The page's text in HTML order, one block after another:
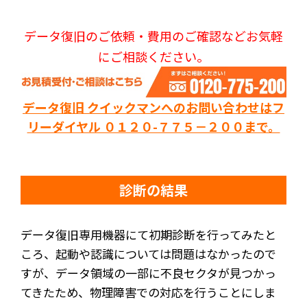
データ復旧のご依頼・費用のご確認などお気軽
にご相談ください。
データ復旧 クイックマンへのお問い合わせはフ
リーダイヤル ０１２０-７７５－２００まで。
診断の結果
データ復旧専用機器にて初期診断を行ってみたと
ころ、起動や認識については問題はなかったので
すが、データ領域の一部に不良セクタが見つかっ
てきたため、物理障害での対応を行うことにしま